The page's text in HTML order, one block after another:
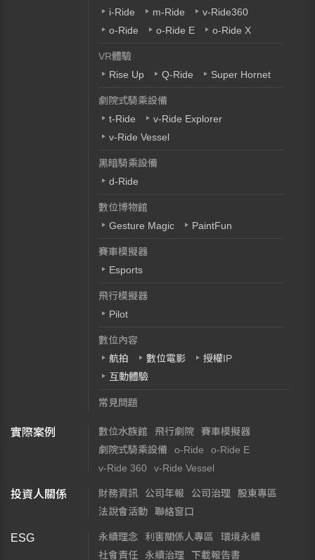
i-Ride
m-Ride
v-Ride360
o-Ride
o-Ride E o-Ride X
VR體驗
Rise Up
Q-Ride Super Hornet
劇院式騎乘設備
t-Ride
v-Ride Explorer
v-Ride Vessel
黑暗騎乘設備
d-Ride
數位博物館
Gesture Magic
PaintFun
賽車模擬器
Esports
飛行模擬器
Pilot
數位內容
航拍
數位電影
授權IP
互動體驗
常見問題
實際案例 數位水族館 飛行劇院
賽車模擬器
劇院式騎乘設備
o-Ride
o-Ride E
v-Ride 360
v-Ride Vessel
投資人關係 財務資訊 公司年報 公司治理
股東專區
法說會活動
聯絡窗口
ESG 永續理念 利害關係人專區
環境永續
社會責任
永續治理 下載報告書